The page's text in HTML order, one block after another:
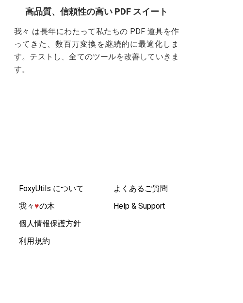
高品質、信頼性の高い PDF スイート
我々 は長年にわたって私たちの PDF 道具を作
ってきた、数百万変換を継続的に最適化しま
す。テストし、全てのツールを改善していきま
す。
FoxyUtils について
我々♥︎の木
個人情報保護方針
利用規約
よくあるご質問
Help & Support